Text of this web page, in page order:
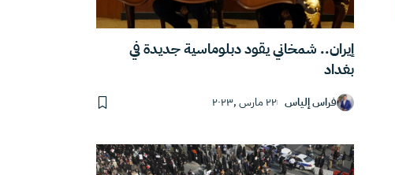
إيران.. شمخاني يقود دبلوماسية جديدة في
بغداد
فراس إلياس ٢٢ مارس ,٢٠٢٣